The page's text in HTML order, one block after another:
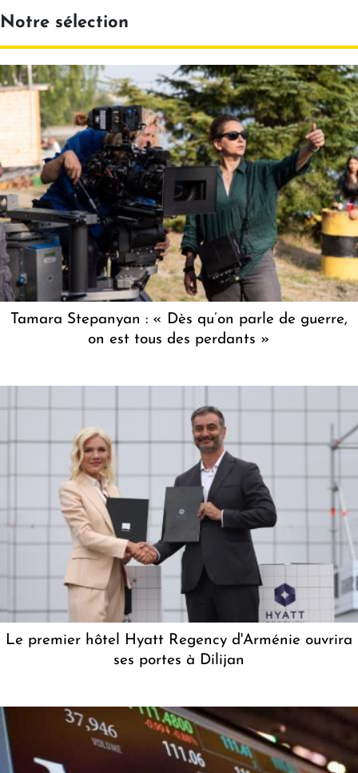
Notre sélection
Tamara Stepanyan : « Dès qu’on parle de guerre,
on est tous des perdants »
Le premier hôtel Hyatt Regency d'Arménie ouvrira
ses portes à Dilijan